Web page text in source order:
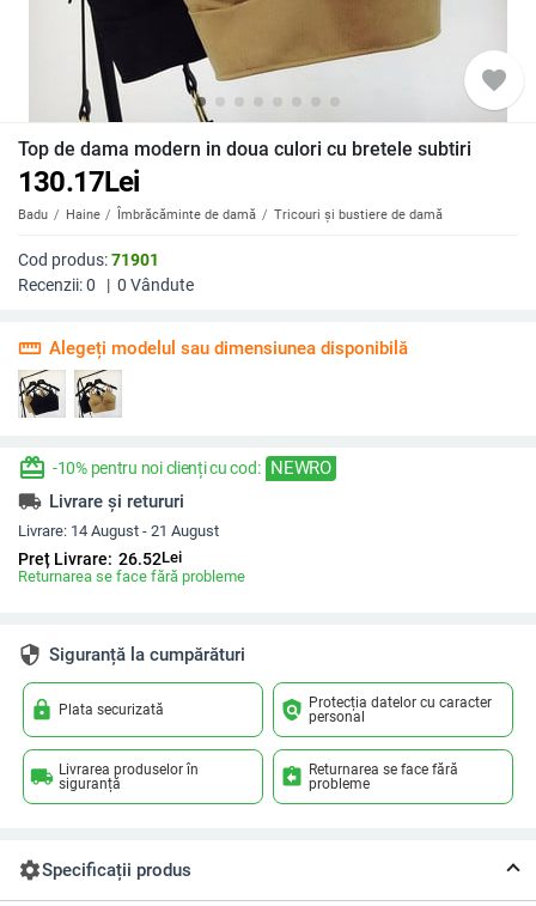
favorite
Top de dama modern in doua culori cu bretele subtiri
130.17Lei
Badu Haine Îmbrăcăminte de damă Tricouri și bustiere de damă
Cod produs:71901
Recenzii:0 | 0 Vândute
straighten Alegeți modelul sau dimensiunea disponibilă
redeem -10% pentru noi clienți cu cod: NEWRO
local_shipping Livrare și retururi
Livrare: 14 August - 21 August
Preț Livrare: 26.52Lei
Returnarea se face fără probleme
security Siguranță la cumpărături
lock Plata securizată policy Protecția datelor cu caracter
personal
local_shipping Livrarea produselor în
siguranță
assignment_return Returnarea se face fără
probleme
settingsSpecificații produs